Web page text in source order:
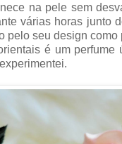
na pele sem
várias horas junto
pelo seu design
é um perfume